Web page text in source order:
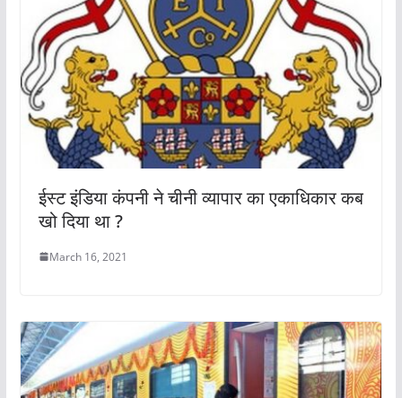
ईस्ट इंडिया कंपनी ने चीनी व्यापार का एकाधिकार कब
खो दिया था ?
March 16, 2021